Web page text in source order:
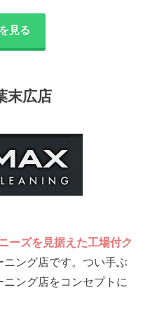
見る
末広店
ーズを見据えた工場付ク
ニング店です。つい手ぶ
ング店をコンセプトに